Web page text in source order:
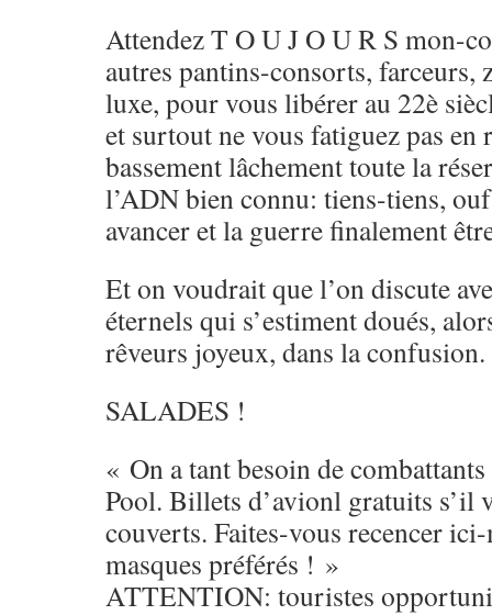
Attendez T O U J O U R S mon-
autres pantins-consorts, farceurs,
luxe, pour vous libérer au 22è
et surtout ne vous fatiguez pas en
bassement lâchement toute la
l’ADN bien connu: tiens-tiens,
avancer et la guerre finalement
Et on voudrait que l’on discute
éternels qui s’estiment doués,
rêveurs joyeux, dans la confusion.
SALADES !
« On a tant besoin de
Pool. Billets d’avionl gratuits s’il
couverts. Faites-vous recencer
masques préférés ! »
ATTENTION: touristes